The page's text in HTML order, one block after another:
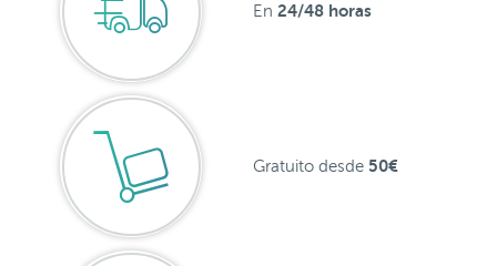
En 24/48 horas
Gratuito desde 50€